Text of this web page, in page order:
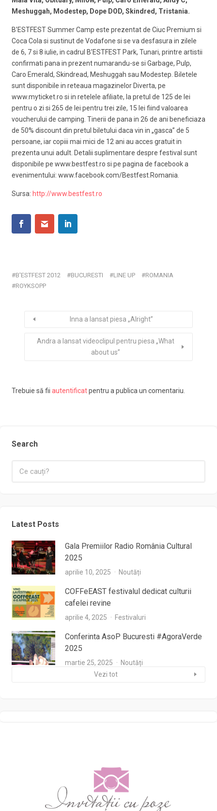
Meshuggah, Modestep, Dope DOD, Skindred, Tristania.
B’ESTFEST Summer Camp este prezentat de Ciuc Premium si
Coca Cola si sustinut de Vodafone si se va desfasura in zilele
de 6, 7 si 8 iulie, in cadrul B’ESTFEST Park, Tunari, printre artistii
confirmati pana in prezent numarandu-se si Garbage, Pulp,
Caro Emerald, Skindread, Meshuggah sau Modestep. Biletele
sunt disponibile in reteaua magazinelor Diverta, pe
www.myticket.ro si in retelele afiliate, la pretul de 125 de lei
pentru o zi si 265 de lei pentru trei zile, 15 lei fiind valoarea
voucherului de camping. Tinerii de pana in 26 de ani beneficiaza
de 50% discount din pretul biletului daca vin in „gasca” de 5
persoane, iar copiii mai mici de 12 ani au acces gratuit in
prezenta unui adult. Detalii suplimentare despre festival sunt
disponibile pe www.bestfest.ro si pe pagina de facebook a
evenimentului: www.facebook.com/Bestfest.Romania.
Sursa: http://www.bestfest.ro
B'ESTFEST 2012 BUCURESTI LINE UP
ROMANIA
ROYKSOPP
Inna a lansat piesa „Alright”
Andra a lansat videoclipul pentru piesa „What
about us”
Trebuie să fii autentificatpentru a publica un comentariu.
Search
Latest Posts
Gala Premiilor Radio România Cultural
2025
aprilie 10, 2025 Noutăți
COFFeEAST festivalul dedicat culturii
cafelei revine
aprilie 4, 2025 Festivaluri
Conferinta AsoP Bucuresti #AgoraVerde
2025
martie 25, 2025
Noutăți
Vezi tot